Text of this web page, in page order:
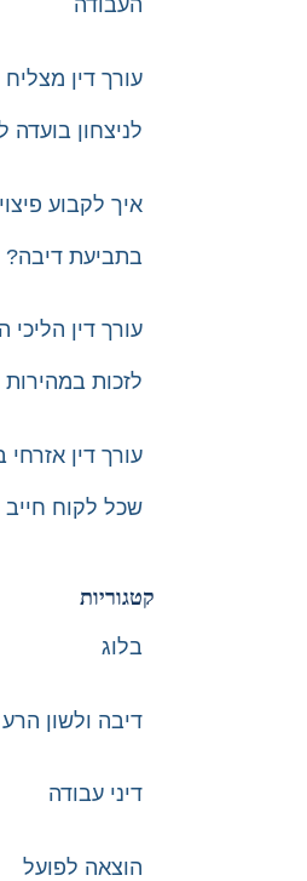
העבודה
עורך דין
לניצחון בועדה
איך לקבוע
בתביעת
עורך דין
לזכות במהירות
עורך דין
שכל לקוח חייב
קטגוריות
בלוג
דיבה ולשון הרע
דיני עבודה
הוצאה לפועל